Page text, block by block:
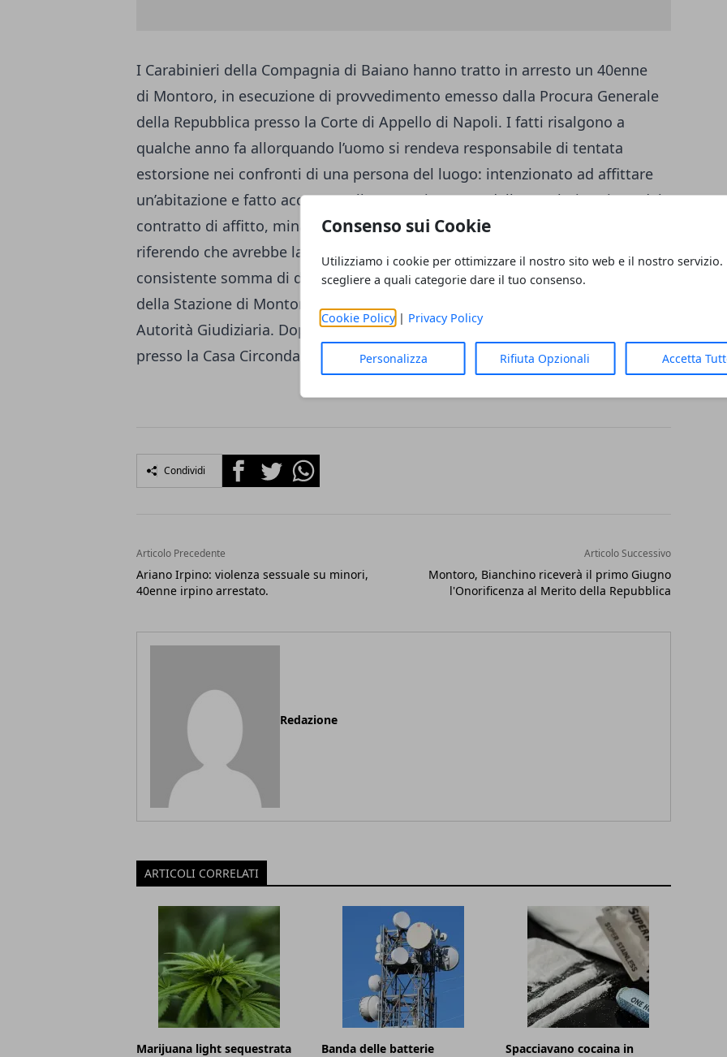
Consenso sui Cookie
Utilizziamo i cookie per ottimizzare il nostro sito web e il nostro servizio.
scegliere a quali categorie dare il tuo consenso.
Cookie Policy| Privacy Policy
Personalizza Rifiuta Opzionali Accetta
I Carabinieri della Compagnia di Baiano hanno tratto in arresto un 40enne
di Montoro, in esecuzione di provvedimento emesso dalla Procura Generale
della Repubblica presso la Corte di Appello di Napoli. I fatti risalgono a
qualche anno fa allorquando l’uomo si rendeva responsabile di tentata
estorsione nei confronti di una persona del luogo: intenzionato ad affittare
un’abitazione e fatto accesso nella stessa in attesa della regolarizzazione del
contratto di affitto, minacciava successivamente il titolare dell’immobile
riferendo che avrebbe lasciato l’appartamento solo previa ricezione di una
consistente somma di denaro. Alla luce delle evidenze raccolte, i Carabinieri
della Stazione di Montoro Nord denunciavano il 40enne alla competente
Autorità Giudiziaria. Dopo le formalità di rito l’arrestato è stato associato
presso la Casa Circondariale di Bellizzi Irpino.
Condividi FacebookTwitterWhatsapp
Articolo Precedente
Ariano Irpino: violenza sessuale su minori,
40enne irpino arrestato.
Articolo Successivo
Montoro, Bianchino riceverà il primo Giugno
l'Onorificenza al Merito della Repubblica
Redazione
ARTICOLI CORRELATI
Marijuana light sequestrata Banda delle batterie Spacciavano cocaina in